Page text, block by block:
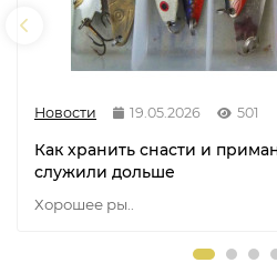
Новости 19.05.2026 501
Как хранить снасти и
служили дольше
Хорошее ры..